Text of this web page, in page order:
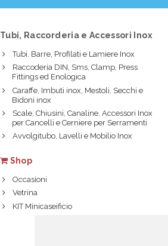
Tubi, Raccorderia e Accessori Inox
Tubi, Barre, Profilati e Lamiere Inox
Raccoderia DIN, Sms, Clamp, Press
Fittings ed Enologica
Caraffe, Imbuti inox, Mestoli, Secchi e
Bidoni inox
Scale, Chiusini, Canaline, Accessori Inox
per Cancelli e Cerniere per Serramenti
Avvolgitubo, Lavelli e Mobilio Inox
Shop
Occasioni
Vetrina
KIT Minicaseificio